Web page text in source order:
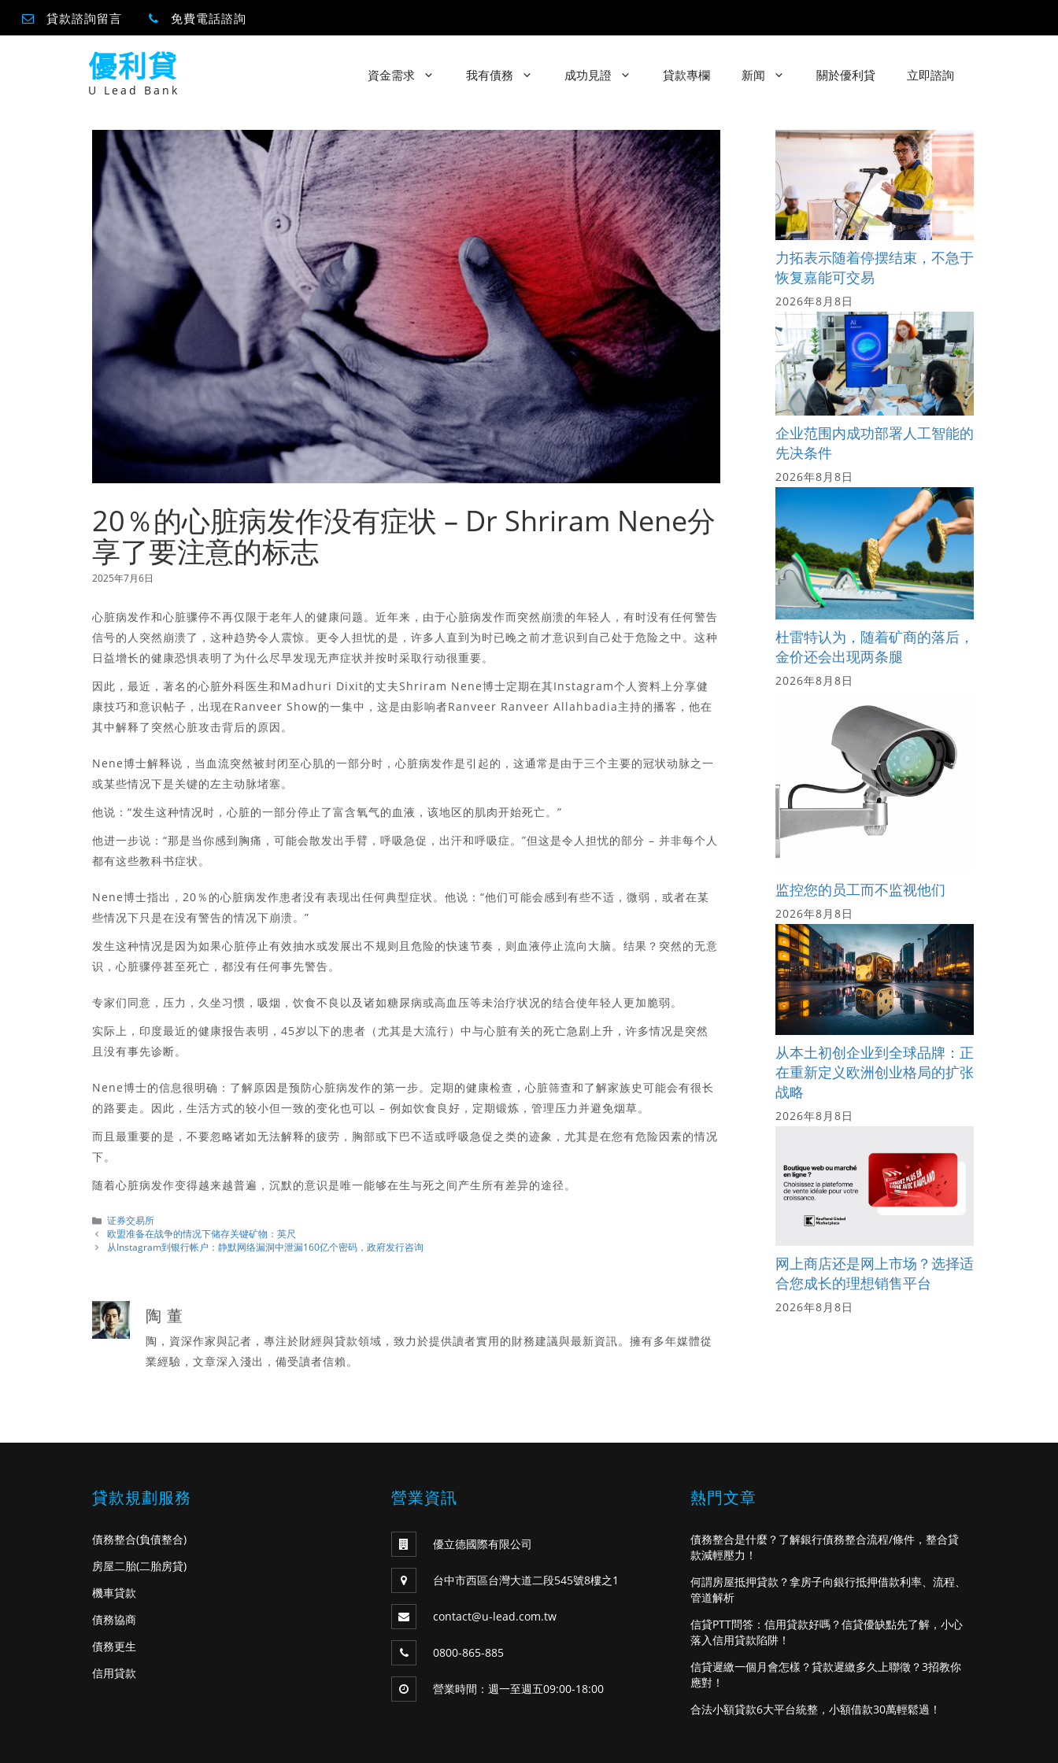
貸款諮詢留言 免費電話諮詢
優利貸
U Lead Bank
資金需求 我有債務 成功見證 貸款專欄 新闻 關於優利貸 立即諮詢
20％的心脏病发作没有症状 – Dr Shriram Nene分
享了要注意的标志
2025年7月6日
心脏病发作和心脏骤停不再仅限于老年人的健康问题。近年来，由于心脏病发作而突然崩溃的年轻人，有时没有任何警告
信号的人突然崩溃了，这种趋势令人震惊。更令人担忧的是，许多人直到为时已晚之前才意识到自己处于危险之中。这种
日益增长的健康恐惧表明了为什么尽早发现无声症状并按时采取行动很重要。
因此，最近，著名的心脏外科医生和Madhuri Dixit的丈夫Shriram Nene博士定期在其Instagram个人资料上分享健
康技巧和意识帖子，出现在Ranveer Show的一集中，这是由影响者Ranveer Ranveer Allahbadia主持的播客，他在
其中解释了突然心脏攻击背后的原因。
Nene博士解释说，当血流突然被封闭至心肌的一部分时，心脏病发作是引起的，这通常是由于三个主要的冠状动脉之一
或某些情况下是关键的左主动脉堵塞。
他说：“发生这种情况时，心脏的一部分停止了富含氧气的血液，该地区的肌肉开始死亡。”
他进一步说：“那是当你感到胸痛，可能会散发出手臂，呼吸急促，出汗和呼吸症。”但这是令人担忧的部分 – 并非每个人
都有这些教科书症状。
Nene博士指出，20％的心脏病发作患者没有表现出任何典型症状。他说：“他们可能会感到有些不适，微弱，或者在某
些情况下只是在没有警告的情况下崩溃。”
发生这种情况是因为如果心脏停止有效抽水或发展出不规则且危险的快速节奏，则血液停止流向大脑。结果？突然的无意
识，心脏骤停甚至死亡，都没有任何事先警告。
专家们同意，压力，久坐习惯，吸烟，饮食不良以及诸如糖尿病或高血压等未治疗状况的结合使年轻人更加脆弱。
实际上，印度最近的健康报告表明，45岁以下的患者（尤其是大流行）中与心脏有关的死亡急剧上升，许多情况是突然
且没有事先诊断。
Nene博士的信息很明确：了解原因是预防心脏病发作的第一步。定期的健康检查，心脏筛查和了解家族史可能会有很长
的路要走。因此，生活方式的较小但一致的变化也可以 – 例如饮食良好，定期锻炼，管理压力并避免烟草。
而且最重要的是，不要忽略诸如无法解释的疲劳，胸部或下巴不适或呼吸急促之类的迹象，尤其是在您有危险因素的情况
下。
随着心脏病发作变得越来越普遍，沉默的意识是唯一能够在生与死之间产生所有差异的途径。
分
類
证券交易所
欧盟准备在战争的情况下储存关键矿物：英尺
从Instagram到银行帐户：静默网络漏洞中泄漏160亿个密码，政府发行咨询
陶 董
陶，資深作家與記者，專注於財經與貸款領域，致力於提供讀者實用的財務建議與最新資訊。擁有多年媒體從
業經驗，文章深入淺出，備受讀者信賴。
力拓表示随着停摆结束，不急于
恢复嘉能可交易
2026年8月8日
企业范围内成功部署人工智能的
先决条件
2026年8月8日
杜雷特认为，随着矿商的落后，
金价还会出现两条腿
2026年8月8日
监控您的员工而不监视他们
2026年8月8日
从本土初创企业到全球品牌：正
在重新定义欧洲创业格局的扩张
战略
2026年8月8日
网上商店还是网上市场？选择适
合您成长的理想销售平台
2026年8月8日
貸款規劃服務
債務整合(負債整合)
房屋二胎(二胎房貸)
機車貸款
債務協商
債務更生
信用貸款
營業資訊
優立德國際有限公司
台中市西區台灣大道二段545號8樓之1
contact@u-lead.com.tw
0800-865-885
營業時間：週一至週五09:00-18:00
熱門文章
債務整合是什麼？了解銀行債務整合流程/條件，整合貸
款減輕壓力！
何謂房屋抵押貸款？拿房子向銀行抵押借款利率、流程、
管道解析
信貸PTT問答：信用貸款好嗎？信貸優缺點先了解，小心
落入信用貸款陷阱！
信貸遲繳一個月會怎樣？貸款遲繳多久上聯徵？3招教你
應對！
合法小額貸款6大平台統整，小額借款30萬輕鬆過！